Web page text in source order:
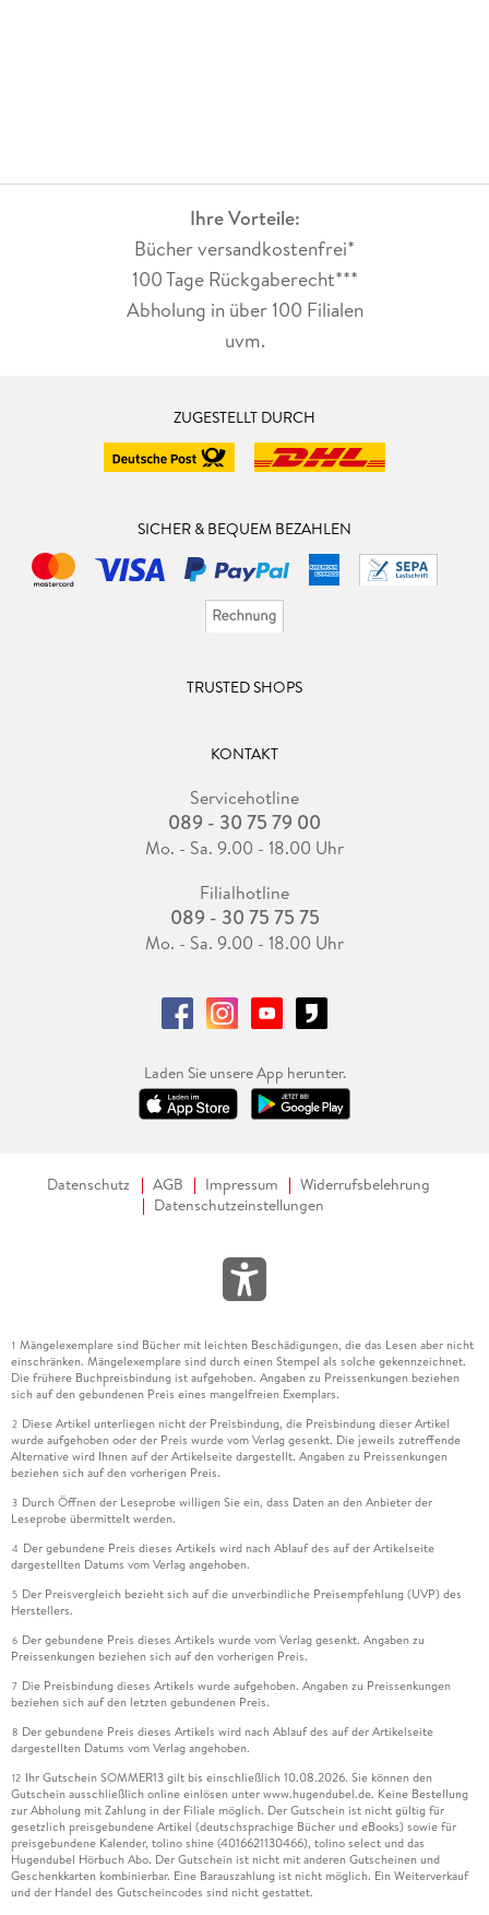
Ihre Vorteile:
Bücher versandkostenfrei*
100 Tage Rückgaberecht***
Abholung in über 100 Filialen
uvm.
ZUGESTELLT DURCH
SICHER & BEQUEM BEZAHLEN
TRUSTED SHOPS
KONTAKT
Servicehotline
089 - 30 75 79 00
Mo. - Sa. 9.00 - 18.00 Uhr
Filialhotline
089 - 30 75 75 75
Mo. - Sa. 9.00 - 18.00 Uhr
Laden Sie unsere App herunter.
Datenschutz AGB Impressum
Widerrufsbelehrung
Datenschutzeinstellungen
1 Mängelexemplare sind Bücher mit leichten Beschädigungen, die das Lesen aber nicht
einschränken. Mängelexemplare sind durch einen Stempel als solche gekennzeichnet.
Die frühere Buchpreisbindung ist aufgehoben. Angaben zu Preissenkungen beziehen
sich auf den gebundenen Preis eines mangelfreien Exemplars.
2 Diese Artikel unterliegen nicht der Preisbindung, die Preisbindung dieser Artikel
wurde aufgehoben oder der Preis wurde vom Verlag gesenkt. Die jeweils zutreffende
Alternative wird Ihnen auf der Artikelseite dargestellt. Angaben zu Preissenkungen
beziehen sich auf den vorherigen Preis.
3 Durch Öffnen der Leseprobe willigen Sie ein, dass Daten an den Anbieter der
Leseprobe übermittelt werden.
4 Der gebundene Preis dieses Artikels wird nach Ablauf des auf der Artikelseite
dargestellten Datums vom Verlag angehoben.
5 Der Preisvergleich bezieht sich auf die unverbindliche Preisempfehlung (UVP) des
Herstellers.
6 Der gebundene Preis dieses Artikels wurde vom Verlag gesenkt. Angaben zu
Preissenkungen beziehen sich auf den vorherigen Preis.
7 Die Preisbindung dieses Artikels wurde aufgehoben. Angaben zu Preissenkungen
beziehen sich auf den letzten gebundenen Preis.
8 Der gebundene Preis dieses Artikels wird nach Ablauf des auf der Artikelseite
dargestellten Datums vom Verlag angehoben.
12 Ihr Gutschein SOMMER13 gilt bis einschließlich 10.08.2026. Sie können den
Gutschein ausschließlich online einlösen unter www.hugendubel.de. Keine Bestellung
zur Abholung mit Zahlung in der Filiale möglich. Der Gutschein ist nicht gültig für
gesetzlich preisgebundene Artikel (deutschsprachige Bücher und eBooks) sowie für
preisgebundene Kalender, tolino shine (4016621130466), tolino select und das
Hugendubel Hörbuch Abo. Der Gutschein ist nicht mit anderen Gutscheinen und
Geschenkkarten kombinierbar. Eine Barauszahlung ist nicht möglich. Ein Weiterverkauf
und der Handel des Gutscheincodes sind nicht gestattet.